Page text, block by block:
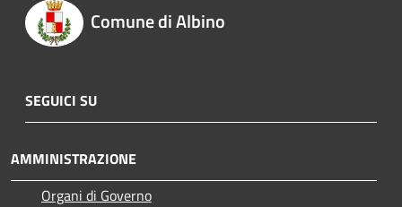
Comune di Albino
SEGUICI SU
AMMINISTRAZIONE
Organi di Governo